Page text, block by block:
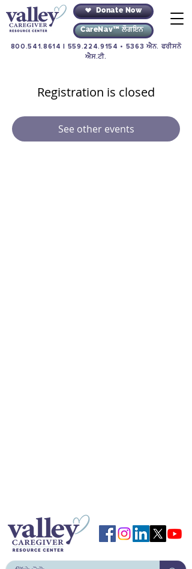
Donate Now
CareNav™ ਲੌਗਇਨ
800.541.8614 559.224.9154 • 5363 ਐਨ. ਫਰੀਸਨੋ
ਐਸ.ਟੀ.
Registration is closed
See other events